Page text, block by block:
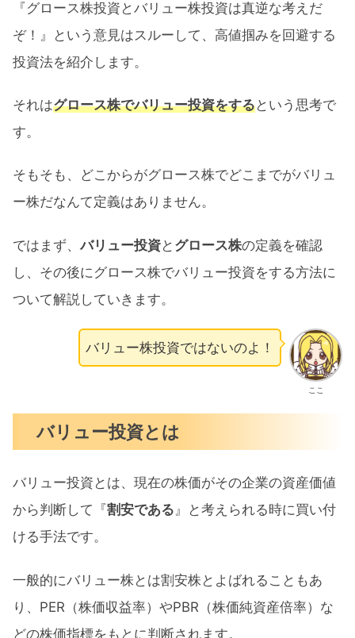
逆風
『グロース株投資とバリュー株投資は真逆な考えだ
ぞ！』という意見はスルーして、高値掴みを回避する
投資法を紹介します。
それはグロース株でバリュー投資をするという思考で
す。
そもそも、どこからがグロース株でどこまでがバリュ
ー株だなんて定義はありません。
ではまず、バリュー投資と グロース株の定義を確認
し、その後にグロース株でバリュー投資をする方法に
ついて解説していきます。
ここ
バリュー株投資ではないのよ！
バリュー投資とは
バリュー投資とは、現在の株価がその企業の資産価値
から判断して『割安である』と考えられる時に買い付
ける手法です。
一般的にバリュー株とは割安株とよばれることもあ
り、PER（株価収益率）やPBR（株価純資産倍率）な
どの株価指標をもとに判断されます。